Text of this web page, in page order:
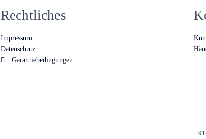
Rechtliches
Impressum
Datenschutz
Garantiebedingungen